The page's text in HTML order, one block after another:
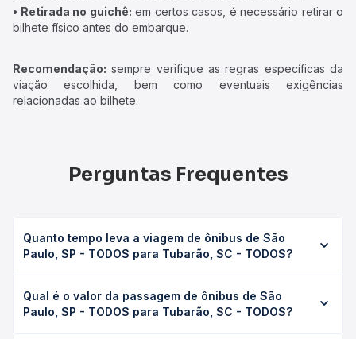
• Retirada no guichê: em certos casos, é necessário retirar o
bilhete físico antes do embarque.
Recomendação: sempre verifique as regras específicas da
viação escolhida, bem como eventuais exigências
relacionadas ao bilhete.
Perguntas Frequentes
Quanto tempo leva a viagem de ônibus de São
Paulo, SP - TODOS para Tubarão, SC - TODOS?
Tubarão, SC - TODOS leva em média 14h 48min, podendo
variar conforme a viação, o tipo de serviço (convencional,
Qual é o valor da passagem de ônibus de São
Paulo, SP - TODOS para Tubarão, SC - TODOS?